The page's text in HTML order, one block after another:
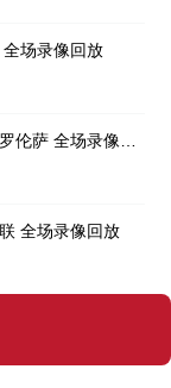
场录像回放
全场录像回放